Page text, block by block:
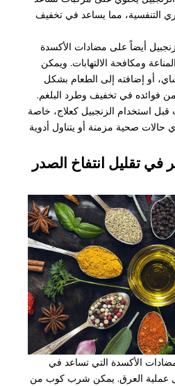
التنفسية، مما يساعد في تخفيف
أيضاً على مضادات الأكسدة
ومكافحة الالتهابات. ويمكن
أو إضافته إلى الطعام بشكل
فوائده في تخفيف وطرد البلغم.
استخدام الزنجبيل كعلاج، خاصة
صحية مزمنة أو يتناول أدوية
في تقليل انتفاخ الصدر
الأكسدة التي تساعد في
عملية العرق. يمكن شرب كوب من